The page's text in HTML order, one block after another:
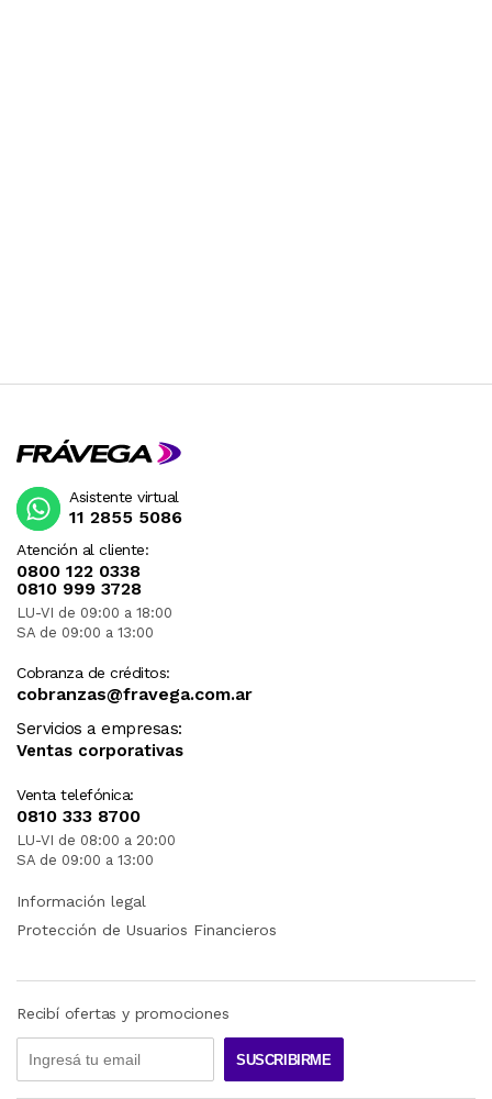
Atención al cliente:
0800 122 0338
0810 999 3728
LU-VI de 09:00 a 18:00
SA de 09:00 a 13:00
Cobranza de créditos:
cobranzas@fravega.com.ar
Servicios a empresas:
Ventas corporativas
Venta telefónica:
0810 333 8700
LU-VI de 08:00 a 20:00
SA de 09:00 a 13:00
Asistente virtual
11 2855 5086
Información legal
Protección de Usuarios Financieros
Recibí ofertas y promociones
SUSCRIBIRME